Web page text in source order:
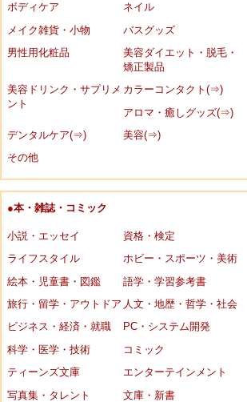
ボディケア
ネイル
メイク雑貨・小物
バスグッズ
男性用化粧品
美容ダイエット・脱毛・
矯正製品
美容ドリンク・サプリメ
ント
カラーコンタクト(⇒)
アロマ・癒しグッズ(⇒)
デンタルケア(⇒)
美容(⇒)
その他
●本・雑誌・コミック
小説・エッセイ
資格・検定
ライフスタイル
ホビー・スポーツ・美術
絵本・児童書・図鑑
語学・学習参考書
旅行・留学・アウトドア 人文・地歴・哲学・社会
ビジネス・経済・就職
PC・システム開発
科学・医学・技術
コミック
ティーンズ文庫
エンターテインメント
写真集・タレント
文庫・新書